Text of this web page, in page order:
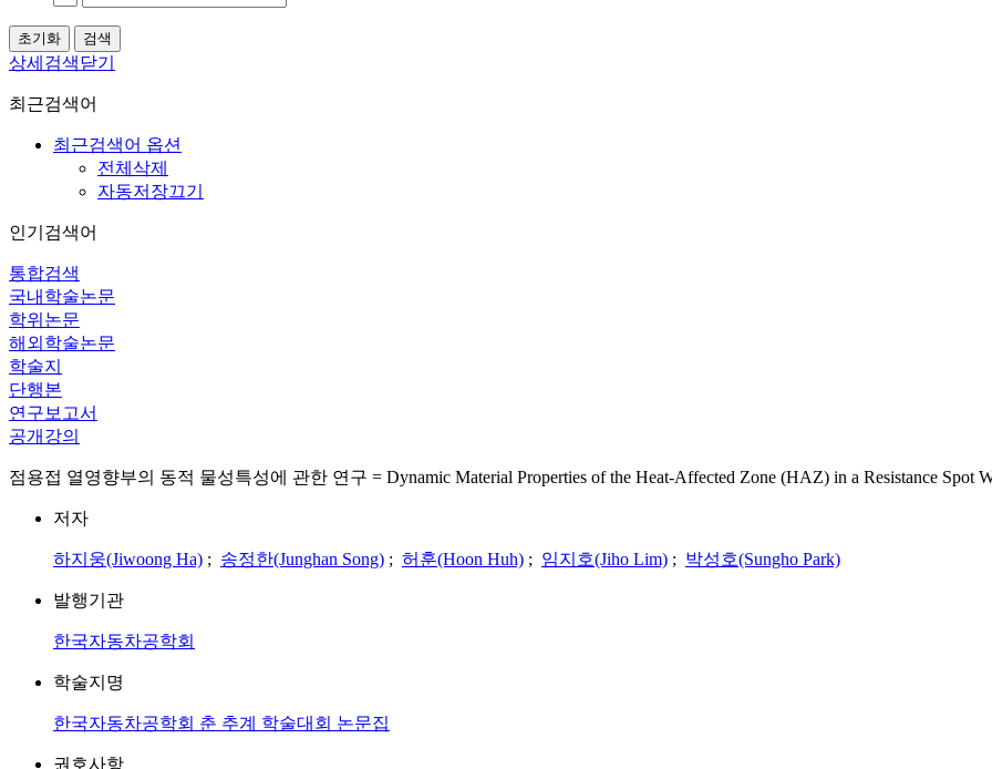
상세검색닫기
최근검색어
최근검색어 옵션
전체삭제
자동저장끄기
인기검색어
통합검색
국내학술논문
학위논문
해외학술논문
학술지
단행본
연구보고서
공개강의
점용접 열영향부의 동적 물성특성에 관한 연구 = Dynamic Material Properties of the Heat-Affected Zone (HAZ) in a Resistance Spot
저자
하지웅(Jiwoong Ha) ; 송정한(Junghan Song) ; 허훈(Hoon Huh) ; 임지호(Jiho Lim) ; 박성호(Sungho Park)
발행기관
한국자동차공학회
학술지명
한국자동차공학회 춘 추계 학술대회 논문집
권호사항